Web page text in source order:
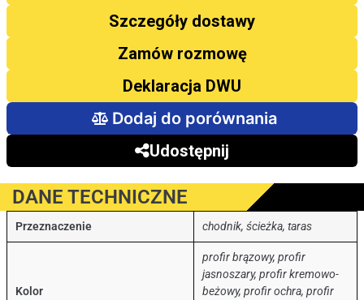
Szczegóły dostawy
Zamów rozmowę
Deklaracja DWU
Dodaj do porównania
Udostępnij
DANE TECHNICZNE
Przeznaczenie chodnik, ścieżka, taras
Kolor
profir brązowy, profir
jasnoszary, profir kremowo-
beżowy, profir ochra, profir